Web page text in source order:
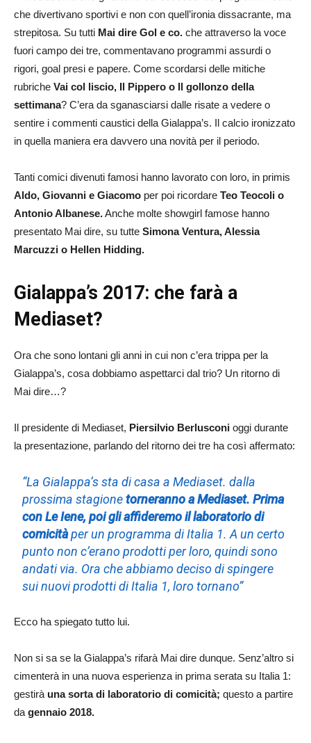
che divertivano sportivi e non con quell’ironia dissacrante, ma
strepitosa. Su tutti Mai dire Gol e co. che attraverso la voce
fuori campo dei tre, commentavano programmi assurdi o
rigori, goal presi e papere. Come scordarsi delle mitiche
rubriche Vai col liscio, Il Pippero o Il gollonzo della
settimana? C’era da sganasciarsi dalle risate a vedere o
sentire i commenti caustici della Gialappa’s. Il calcio ironizzato
in quella maniera era davvero una novità per il periodo.
Tanti comici divenuti famosi hanno lavorato con loro, in primis
Aldo, Giovanni e Giacomo per poi ricordare Teo Teocoli o
Antonio Albanese.Anche molte showgirl famose hanno
presentato Mai dire, su tutte Simona Ventura, Alessia
Marcuzzi o Hellen Hidding.
Gialappa’s 2017: che farà a
Mediaset?
Ora che sono lontani gli anni in cui non c’era trippa per la
Gialappa’s, cosa dobbiamo aspettarci dal trio? Un ritorno di
Mai dire…?
Il presidente di Mediaset, Piersilvio Berlusconi oggi durante
la presentazione, parlando del ritorno dei tre ha così affermato:
“La Gialappa’s sta di casa a Mediaset. dalla
prossima stagionetorneranno a Mediaset. Prima
con Le Iene, poi gli affideremo il laboratorio di
comicitàper un programma di Italia 1. A un certo
punto non c’erano prodotti per loro, quindi sono
andati via. Ora che abbiamo deciso di spingere
sui nuovi prodotti di Italia 1, loro tornano”
Ecco ha spiegato tutto lui.
Non si sa se la Gialappa’s rifarà Mai dire dunque. Senz’altro si
cimenterà in una nuova esperienza in prima serata su Italia 1:
gestirà una sorta di laboratorio di comicità; questo a partire
da gennaio 2018.